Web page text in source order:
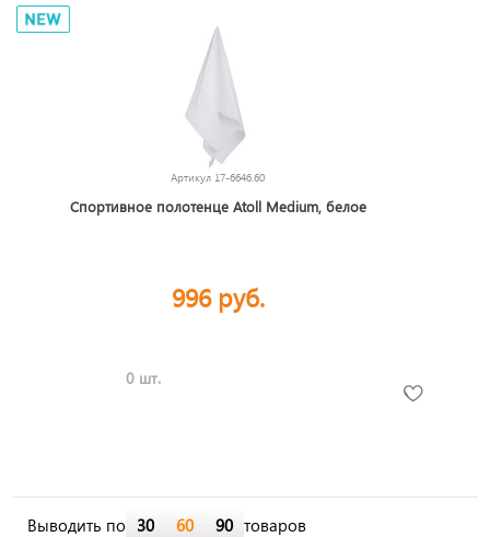
Артикул 17-6646.60
Спортивное полотенце Atoll Medium, белое
996 руб.
0 шт.
Выводить по 30 60 90 товаров